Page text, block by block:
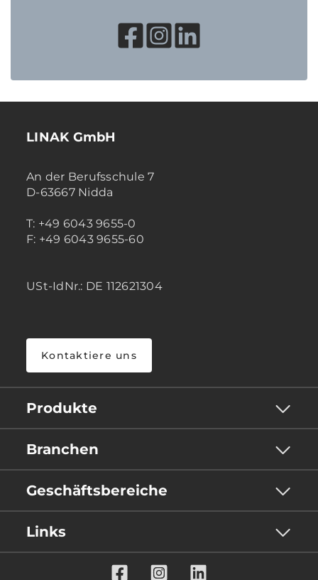
LINAK GmbH
An der Berufsschule 7
D-63667 Nidda
T: +49 6043 9655-0
F: +49 6043 9655-60
USt-IdNr.: DE 112621304
Kontaktiere uns
Produkte
Branchen
Geschäftsbereiche
Links